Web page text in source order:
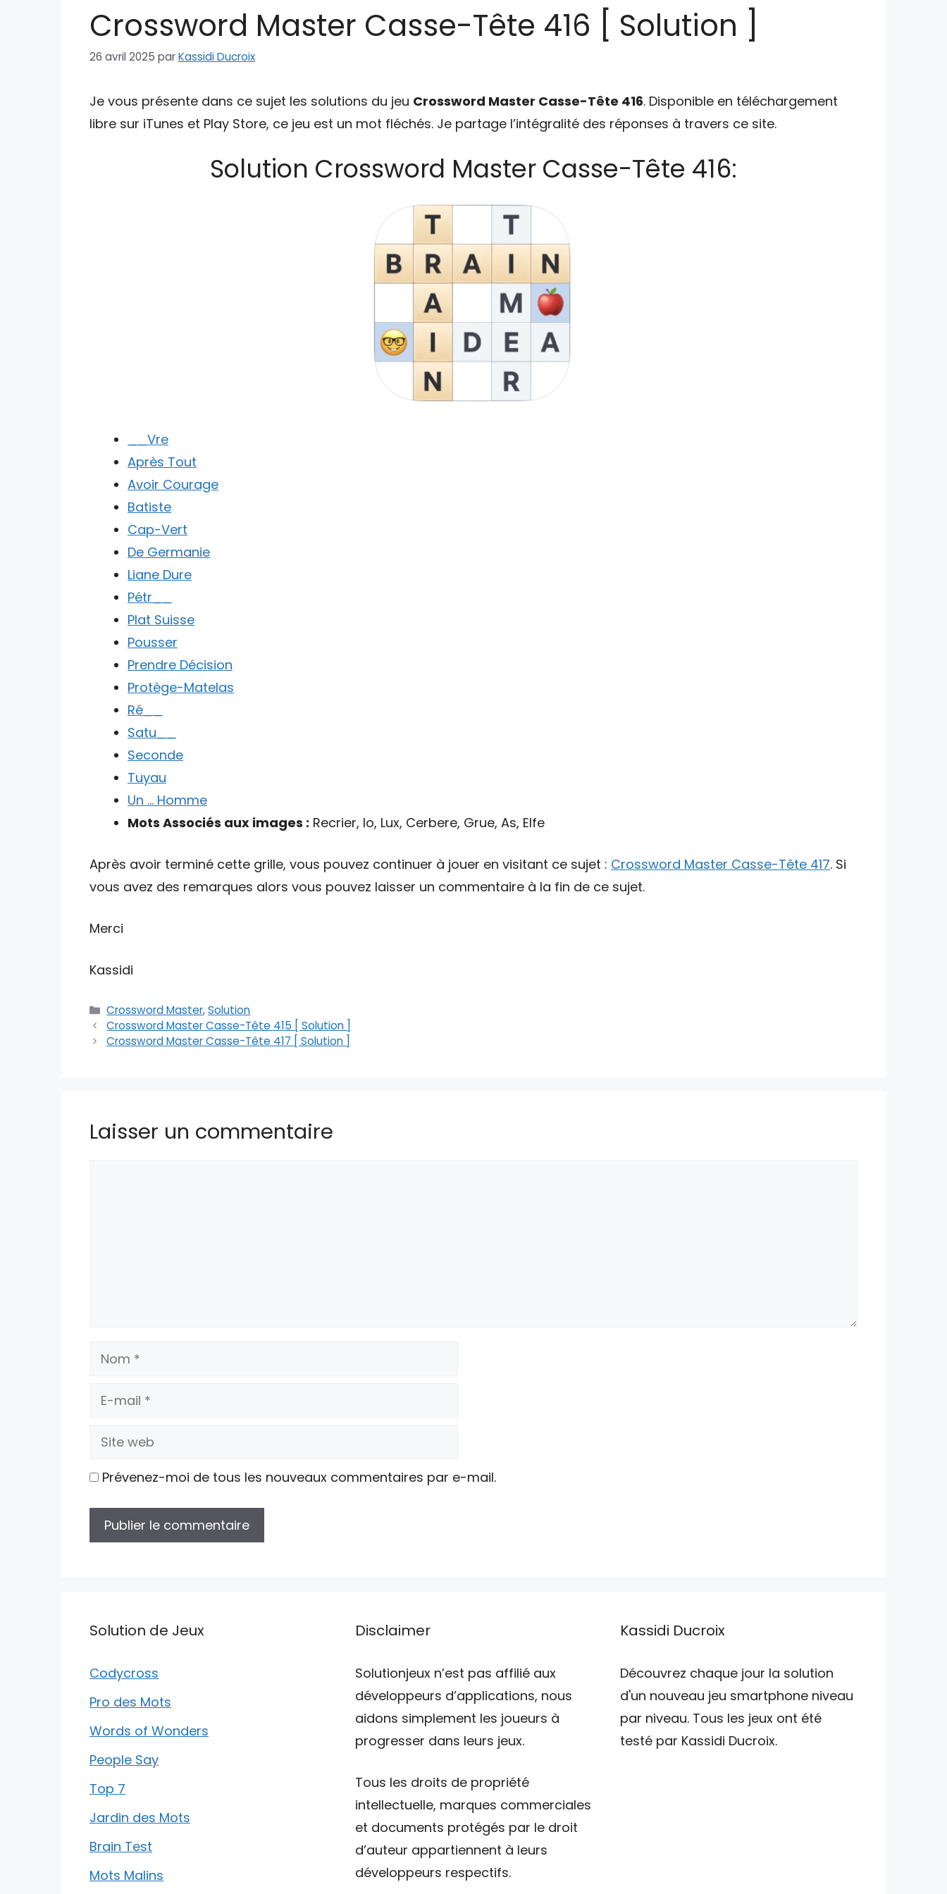
Crossword Master Casse-Tête 416 [ Solution ]
26 avril 2025 parKassidi Ducroix
Je vous présente dans ce sujet les solutions du jeu Crossword Master Casse-Tête 416. Disponible en téléchargement
libre sur iTunes et Play Store, ce jeu est un mot fléchés. Je partage l’intégralité des réponses à travers ce site.
Solution Crossword Master Casse-Tête 416:
__Vre
Après Tout
Avoir Courage
Batiste
Cap-Vert
De Germanie
Liane Dure
Pétr__
Plat Suisse
Pousser
Prendre Décision
Protège-Matelas
Ré__
Satu__
Seconde
Tuyau
Un … Homme
Mots Associés aux images : Recrier, Io, Lux, Cerbere, Grue, As, Elfe
Après avoir terminé cette grille, vous pouvez continuer à jouer en visitant ce sujet : Crossword Master Casse-Tête 417. Si
vous avez des remarques alors vous pouvez laisser un commentaire à la fin de ce sujet.
Merci
Kassidi
Catégories
Crossword Master,Solution
Crossword Master Casse-Tête 415 [ Solution ]
Crossword Master Casse-Tête 417 [ Solution ]
Laisser un commentaire
Nom
E-
Site
Prévenez-moi de tous les nouveaux commentaires par e-mail.
Solution de Jeux
Codycross
Pro des Mots
Words of Wonders
People Say
Top 7
Jardin des Mots
Brain Test
Mots Malins
Disclaimer
Solutionjeux n’est pas affilié aux
développeurs d’applications, nous
aidons simplement les joueurs à
progresser dans leurs jeux.
Tous les droits de propriété
intellectuelle, marques commerciales
et documents protégés par le droit
d’auteur appartiennent à leurs
développeurs respectifs.
Kassidi Ducroix
Découvrez chaque jour la solution
d'un nouveau jeu smartphone niveau
par niveau. Tous les jeux ont été
testé par Kassidi Ducroix.